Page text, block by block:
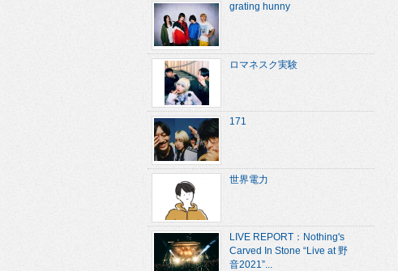
grating hunny
ロマネスク実験
171
世界電力
LIVE REPORT：Nothing's
Carved In Stone “Live at 野
音2021”...